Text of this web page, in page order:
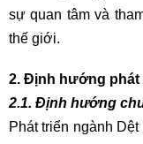
sự quan tâm và
thế giới.
2. Định hướng phát
2.1. Định hướng
Phát triển ngành